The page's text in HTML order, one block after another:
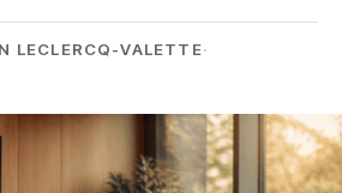
LECLERCQ-VALETTE·